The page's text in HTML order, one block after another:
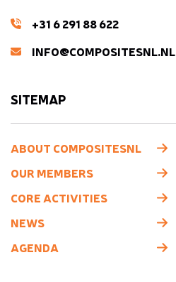
+31 6 291 88 622
INFO@COMPOSITESNL.NL
SITEMAP
ABOUT COMPOSITESNL
OUR MEMBERS
CORE ACTIVITIES
NEWS
AGENDA